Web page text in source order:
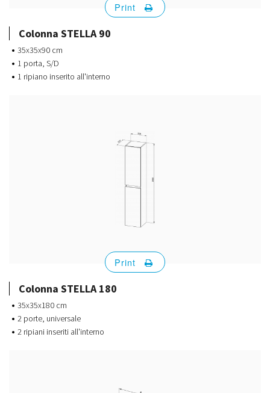
Colonna STELLA 90
35x35x90 cm
1 porta, S/D
1 ripiano inserito all'interno
Print
Colonna STELLA 180
35x35x180 cm
2 porte, universale
2 ripiani inseriti all'interno
Print